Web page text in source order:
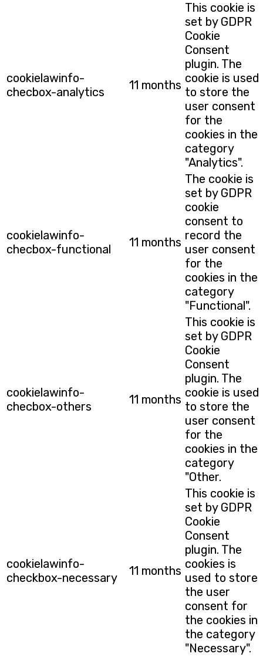
cookielawinfo-
checbox-analytics
11 months
This cookie is
set by GDPR
Cookie
Consent
plugin. The
cookie is used
to store the
user consent
for the
cookies in the
category
"Analytics".
cookielawinfo-
checbox-functional
11 months
The cookie is
set by GDPR
cookie
consent to
record the
user consent
for the
cookies in the
category
"Functional".
cookielawinfo-
checbox-others
11 months
This cookie is
set by GDPR
Cookie
Consent
plugin. The
cookie is used
to store the
user consent
for the
cookies in the
category
"Other.
cookielawinfo-
checkbox-necessary
11 months
This cookie is
set by GDPR
Cookie
Consent
plugin. The
cookies is
used to store
the user
consent for
the cookies in
the category
"Necessary".